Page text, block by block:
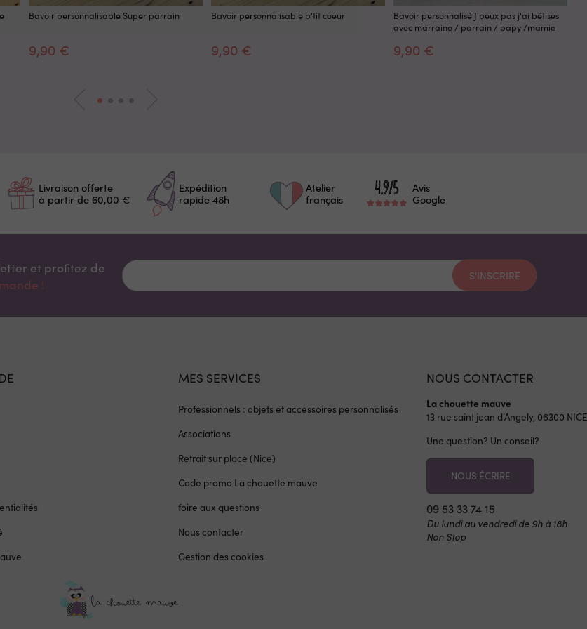
Bavoir personnalisable Super parrain
9,90 €
Bavoir personnalisable p'tit coeur
9,90 €
Bavoir personnalisé J'peux pas j'ai bêtises
avec marraine / parrain / papy /mamie
9,90 €
Livraison offerte
à partir de 60,00 €
Expédition
rapide 48h
Atelier
français
Avis
Google
et proﬁtez de
!
S'INSCRIRE
MES SERVICES
Professionnels : objets et accessoires personnalisés
Associations
Retrait sur place (Nice)
Code promo La chouette mauve
foire aux questions
Nous contacter
Gestion des cookies
NOUS CONTACTER
La chouette mauve
13 rue saint jean d'Angely, 06300 NICE
Une question? Un conseil?
NOUS ÉCRIRE
09 53 33 74 15
Du lundi au vendredi de 9h à 18h
Non Stop